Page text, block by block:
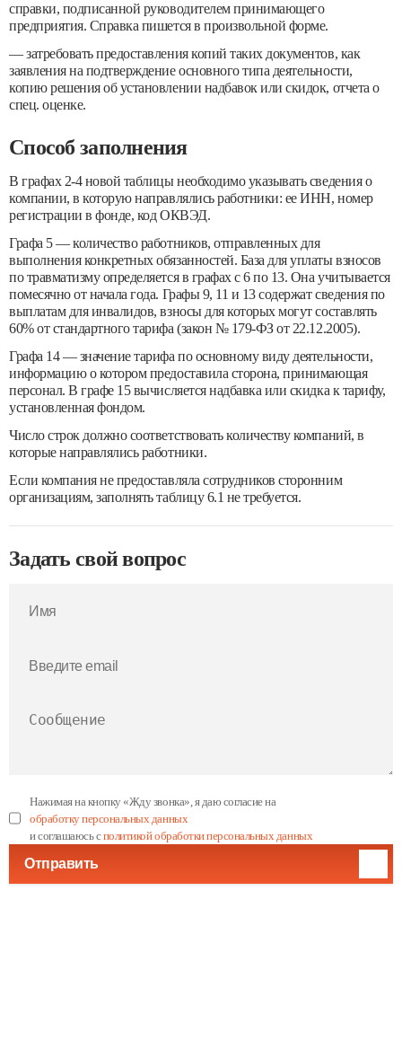
справки, подписанной руководителем принимающего
предприятия. Справка пишется в произвольной форме.
— затребовать предоставления копий таких документов, как
заявления на подтверждение основного типа деятельности,
копию решения об установлении надбавок или скидок, отчета о
спец. оценке.
Способ заполнения
В графах 2-4 новой таблицы необходимо указывать сведения о
компании, в которую направлялись работники: ее ИНН, номер
регистрации в фонде, код ОКВЭД.
Графа 5 — количество работников, отправленных для
выполнения конкретных обязанностей. База для уплаты взносов
по травматизму определяется в графах с 6 по 13. Она учитывается
помесячно от начала года. Графы 9, 11 и 13 содержат сведения по
выплатам для инвалидов, взносы для которых могут составлять
60% от стандартного тарифа (закон № 179-ФЗ от 22.12.2005).
Графа 14 — значение тарифа по основному виду деятельности,
информацию о котором предоставила сторона, принимающая
персонал. В графе 15 вычисляется надбавка или скидка к тарифу,
установленная фондом.
Число строк должно соответствовать количеству компаний, в
которые направлялись работники.
Если компания не предоставляла сотрудников сторонним
организациям, заполнять таблицу 6.1 не требуется.
Задать свой вопрос
Нажимая на кнопку «Жду звонка», я даю согласие на
обработку персональных данных
и соглашаюсь сполитикой обработки персональных данных
Отправить